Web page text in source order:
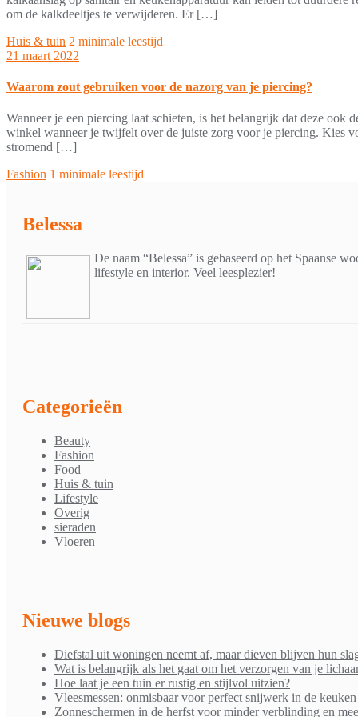
om de kalkdeeltjes te verwijderen. Er […]
Huis & tuin 2 minimale leestijd
21 maart 2022
Waarom zout gebruiken voor de nazorg van je piercing?
Wanneer je een piercing laat schieten, is het belangrijk dat deze
winkel wanneer je twijfelt over de juiste zorg voor je piercing. Kies
stromend […]
Fashion 1 minimale leestijd
Belessa
De naam “Belessa” is gebaseerd op het Spaanse
lifestyle en interior. Veel leesplezier!
Categorieën
Beauty
Fashion
Food
Huis & tuin
Lifestyle
Overig
sieraden
Vloeren
Nieuwe blogs
Diefstal uit woningen neemt af, maar dieven blijven hun
Wat is belangrijk als het gaat om het verzorgen van je
Hoe laat je een tuin er rustig en stijlvol uitzien?
Vleesmessen: onmisbaar voor perfect snijwerk in de keuken
Zonneschermen in de herfst voor minder verblinding en